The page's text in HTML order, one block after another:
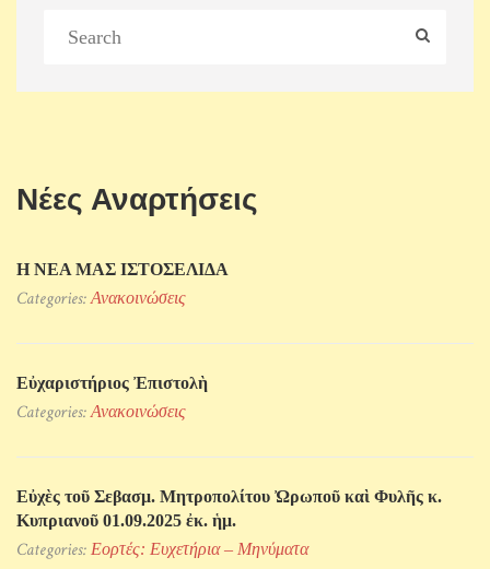
Νέες Αναρτήσεις
Η ΝΕΑ ΜΑΣ ΙΣΤΟΣΕΛΙΔΑ
Categories:Ανακοινώσεις
Εὐχαριστήριος Ἐπιστολὴ
Categories:Ανακοινώσεις
Εὐχὲς τοῦ Σεβασμ. Μητροπολίτου Ὠρωποῦ καὶ Φυλῆς κ.
Κυπριανοῦ 01.09.2025 ἐκ. ἡμ.
Categories: Εορτές: Ευχετήρια – Μηνύματα